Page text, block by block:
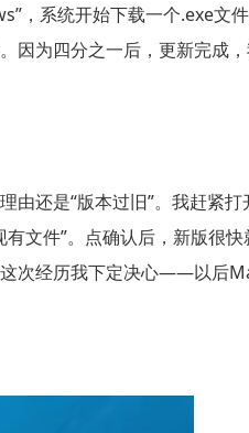
，系统开始下载一个.exe文
因为四分之一后，更新完成
由还是“版本过旧”。我赶紧
文件”。点确认后，新版很
这次经历我下定决心——以后